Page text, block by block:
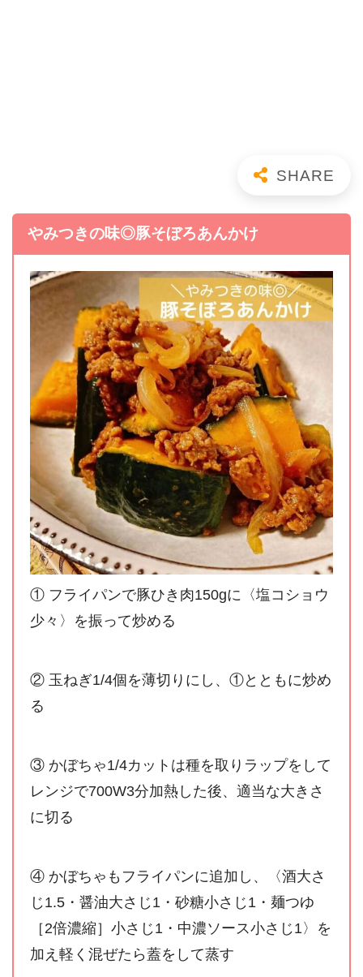
やみつきの味◎豚そぼろあんかけ
① フライパンで豚ひき肉150gに〈塩コショウ
少々〉を振って炒める
② 玉ねぎ1/4個を薄切りにし、①とともに炒め
る
③ かぼちゃ1/4カットは種を取りラップをして
レンジで700W3分加熱した後、適当な大きさ
に切る
④ かぼちゃもフライパンに追加し、〈酒大さ
じ1.5・醤油大さじ1・砂糖小さじ1・麺つゆ
［2倍濃縮］小さじ1・中濃ソース小さじ1〉を
加え軽く混ぜたら蓋をして蒸す